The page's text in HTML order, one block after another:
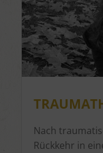
Nach
Rückkehr in